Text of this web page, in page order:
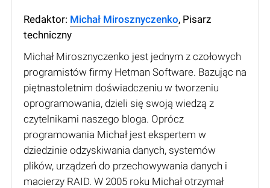
Redaktor: Michał Mirosznyczenko, Pisarz
techniczny
Michał Mirosznyczenko jest jednym z czołowych
programistów firmy Hetman Software. Bazując na
piętnastoletnim doświadczeniu w tworzeniu
oprogramowania, dzieli się swoją wiedzą z
czytelnikami naszego bloga. Oprócz
programowania Michał jest ekspertem w
dziedzinie odzyskiwania danych, systemów
plików, urządzeń do przechowywania danych i
macierzy RAID. W 2005 roku Michał otrzymał